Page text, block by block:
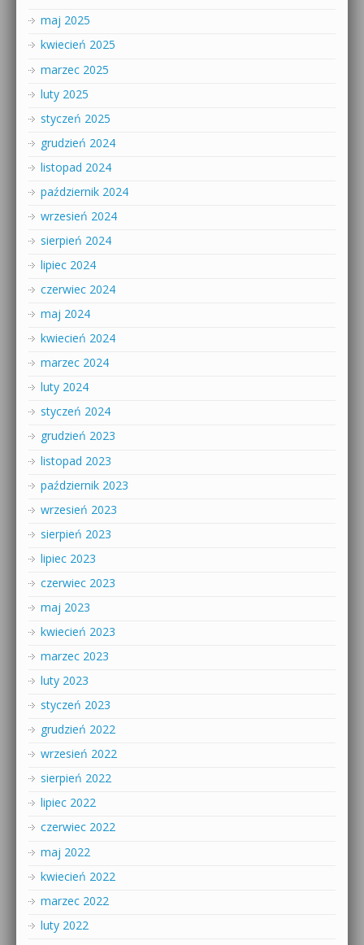
maj 2025
kwiecień 2025
marzec 2025
luty 2025
styczeń 2025
grudzień 2024
listopad 2024
październik 2024
wrzesień 2024
sierpień 2024
lipiec 2024
czerwiec 2024
maj 2024
kwiecień 2024
marzec 2024
luty 2024
styczeń 2024
grudzień 2023
listopad 2023
październik 2023
wrzesień 2023
sierpień 2023
lipiec 2023
czerwiec 2023
maj 2023
kwiecień 2023
marzec 2023
luty 2023
styczeń 2023
grudzień 2022
wrzesień 2022
sierpień 2022
lipiec 2022
czerwiec 2022
maj 2022
kwiecień 2022
marzec 2022
luty 2022